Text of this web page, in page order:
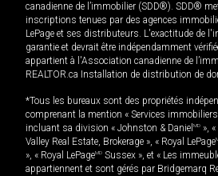
canadienne de l’immobilier (SDD®). SDD®
inscriptions tenues par des agences
LePage et ses distributeurs. L'exactitude de
garantie et devrait être indépendamment
appartient à l'Association canadienne de
REALTOR.ca Installation de distribution de
*Tous les bureaux sont des propriétés
comprenant la mention « Services immobiliers
incluant sa division « Johnston & Daniel MD »,
Valley Real Estate, Brokerage », « Royal LePage
», « Royal LePageMD Sussex », et « Les
appartiennent et sont gérés par Bridgemarq